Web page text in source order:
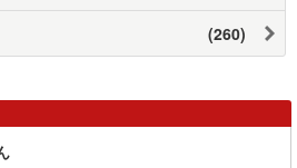
(260)